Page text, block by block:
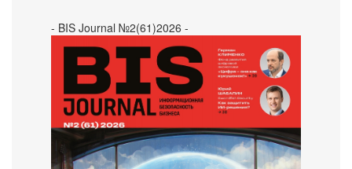
- BIS Journal №2(61)2026 -